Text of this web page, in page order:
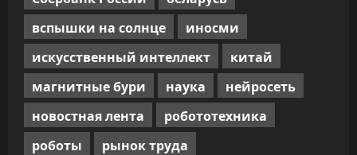
вспышки на солнце
иносми
искусственный интеллект
китай
магнитные бури
наука
нейросеть
новостная лента
робототехника
роботы
рынок труда